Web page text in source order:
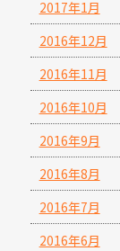
2017年1月
2016年12月
2016年11月
2016年10月
2016年9月
2016年8月
2016年7月
2016年6月